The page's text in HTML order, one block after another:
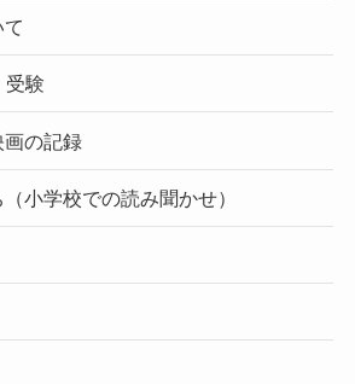
受験
の記録
小学校での読み聞かせ）